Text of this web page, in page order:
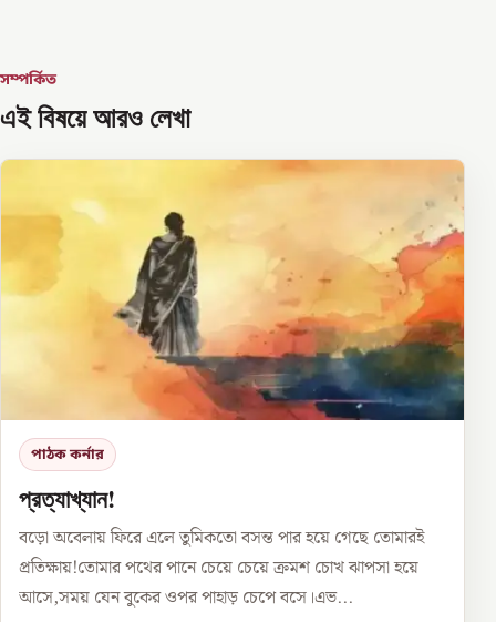
সম্পর্কিত
এই বিষয়ে আরও লেখা
পাঠক কর্নার
প্রত্যাখ্যান!
বড়ো অবেলায় ফিরে এলে তুমিকতো বসন্ত পার হয়ে গেছে তোমারই
প্রতিক্ষায়!তোমার পথের পানে চেয়ে চেয়ে ক্রমশ চোখ ঝাপসা হয়ে
আসে,সময় যেন বুকের ওপর পাহাড় চেপে বসে।এভ...